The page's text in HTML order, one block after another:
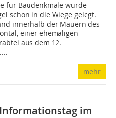
für Baudenkmale wurde
schon in die Wiege gelegt.
innerhalb der Mauern des
einer ehemaligen
aus dem 12.
mehr
im